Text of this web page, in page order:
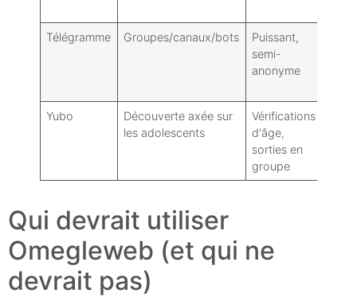
Télégramme Groupes/canaux/bots
Puissant,
semi-
anonyme
Yubo
Découverte axée sur
les adolescents
Vérifications
d'âge,
sorties en
groupe
Qui devrait utiliser
Omegleweb (et qui ne
devrait pas)